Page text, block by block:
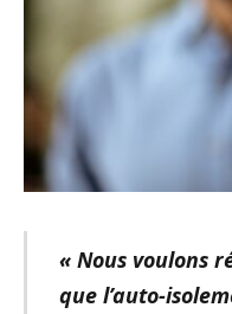
« Nous voulons
que l’auto-